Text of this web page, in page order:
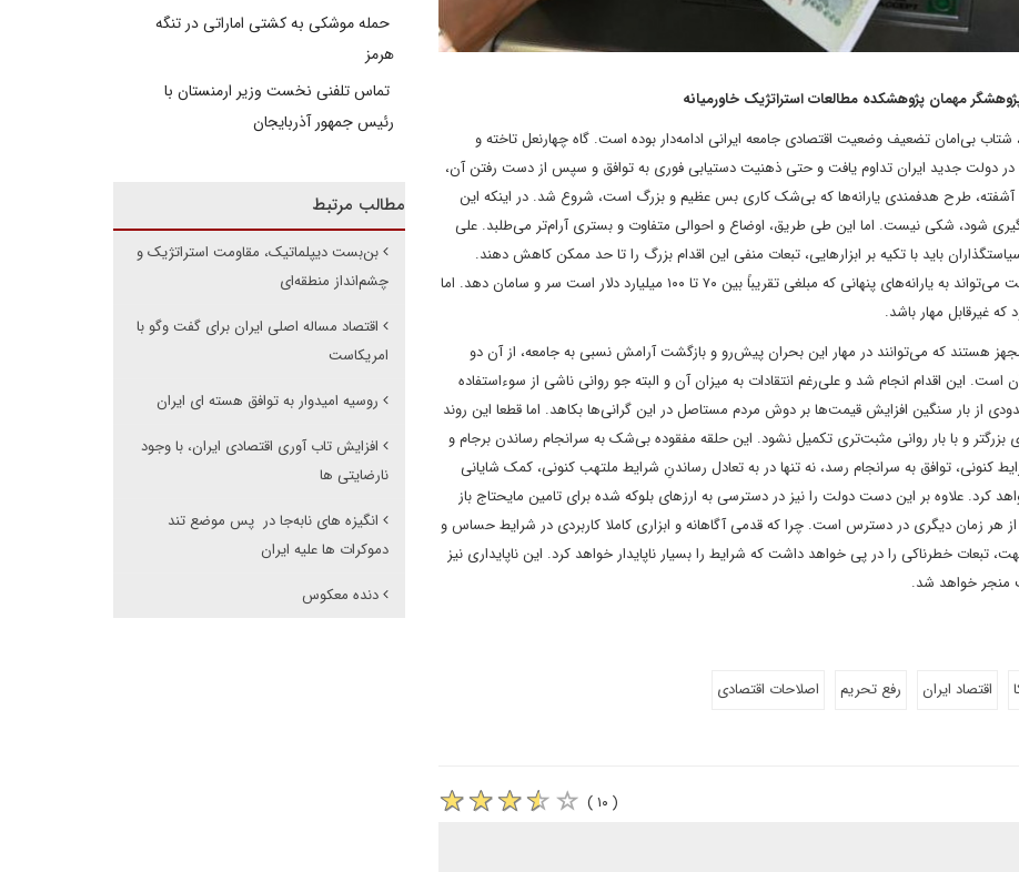
مهمان پژوهشکده مطالعات استراتژیک خاورمیانه
شتاب بی‌امان تضعیف وضعیت اقتصادی جامعه ایرانی ادامه‌دار بوده است. گاه چهارنعل تاخته و
دولت جدید ایران تداوم یافت و حتی ذهنیت دستیابی فوری به توافق و سپس از دست رفتن آن،
آشفته، طرح هدفمندی یارانه‌ها که بی‌شک کاری بس عظیم و بزرگ است، شروع شد. در اینکه این
شود، شکی نیست. اما این طی طریق، اوضاع و احوالی متفاوت و بستری آرام‌تر می‌طلبد. علی
باید با تکیه بر ابزارهایی، تبعات منفی این اقدام بزرگ را تا حد ممکن کاهش دهند.
اقدامی که به مثابه عمل جراحی بزرگی است که در صورت موفقیت می‌تواند به یارانه‌های پنهانی که مبلغی تقریباً بین ۷۰ تا ۱۰۰ میلیارد دلار است سر و سامان دهد. اما
که غیرقابل مهار باشد.
هستند که می‌توانند در مهار این بحران پیش‌رو و بازگشت آرامش نسبی به جامعه، از آن دو
است. این اقدام انجام شد و علی‌رغم انتقادات به میزان آن و البته جو روانی ناشی از سوءاستفاده
از بار سنگین افزایش قیمت‌ها بر دوش مردم مستاصل در این گرانی‌ها بکاهد. اما قطعا این روند
بزرگتر و با بار روانی مثبت‌تری تکمیل نشود. این حلقه مفقوده بی‌شک به سرانجام رساندن برجام و
کنونی، توافق به سرانجام رسد، نه تنها در به تعادل رساندنِ شرایط ملتهب کنونی، کمک شایانی
کرد. علاوه بر این دست دولت را نیز در دسترسی به ارز‌های بلوکه شده برای تامین مایحتاج باز
هر زمان دیگری در دسترس است. چرا که قدمی آگاهانه و ابزاری کاملا کاربردی در شرایط حساس و
تبعات خطرناکی را در پی خواهد داشت که شرایط را بسیار ناپایدار خواهد کرد. این ناپایداری نیز
منجر خواهد شد.
اقتصاد ایران رفع تحریم اصلاحات اقتصادی
( ۱۰ )
حمله موشکی به کشتی اماراتی در تنگه
هرمز
تماس تلفنی نخست وزیر ارمنستان با
رئیس جمهور آذربایجان
مطالب مرتبط
بن‌بست دیپلماتیک، مقاومت استراتژیک و
چشم‌انداز منطقه‌ای
اقتصاد مساله اصلی ایران برای گفت وگو با
امریکاست
روسیه امیدوار به توافق هسته ای ایران
افزایش تاب آوری اقتصادی ایران، با وجود
نارضایتی ها
انگیزه های نابه‌جا در پس موضع تند
دموکرات ها علیه ایران
دنده معکوس